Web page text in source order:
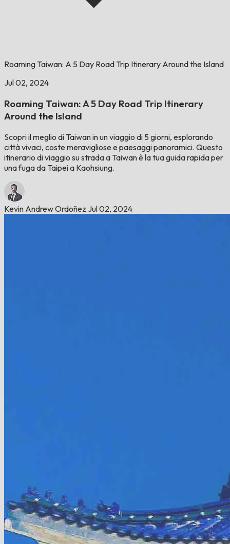
Roaming Taiwan: A 5 Day Road Trip Itinerary Around the Island
Jul 02, 2024
Roaming Taiwan: A 5 Day Road Trip Itinerary
Around the Island
Scopri il meglio di Taiwan in un viaggio di 5 giorni, esplorando
città vivaci, coste meravigliose e paesaggi panoramici. Questo
itinerario di viaggio su strada a Taiwan è la tua guida rapida per
una fuga da Taipei a Kaohsiung.
Kevin Andrew Ordoñez Jul 02, 2024